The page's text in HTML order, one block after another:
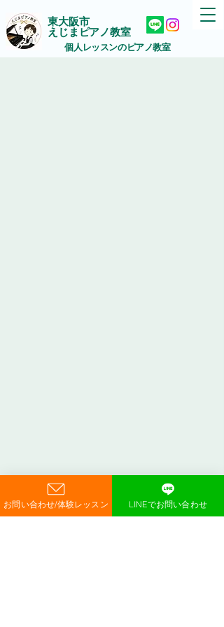
東大阪市
えじまピアノ教室
個人レッスンのピアノ教室
瓢箪山駅・東花園駅・新石切駅方面をはじめ、枚岡・河内花園・若江岩田駅エリ
アからも通っていただいています🎶
お問い合わせ/体験レッスン LINEでお問い合わせ